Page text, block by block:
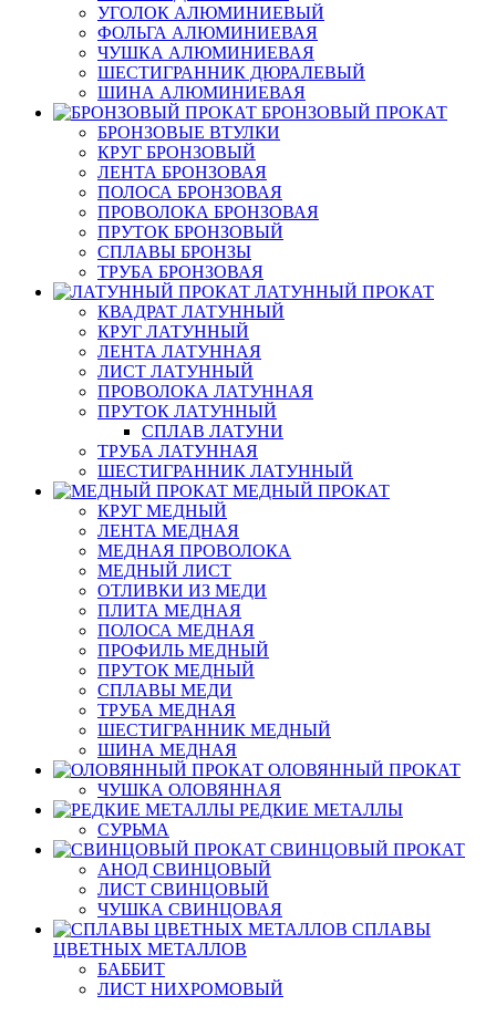
УГОЛОК АЛЮМИНИЕВЫЙ
ФОЛЬГА АЛЮМИНИЕВАЯ
ЧУШКА АЛЮМИНИЕВАЯ
ШЕСТИГРАННИК ДЮРАЛЕВЫЙ
ШИНА АЛЮМИНИЕВАЯ
БРОНЗОВЫЙ ПРОКАТ
БРОНЗОВЫЕ ВТУЛКИ
КРУГ БРОНЗОВЫЙ
ЛЕНТА БРОНЗОВАЯ
ПОЛОСА БРОНЗОВАЯ
ПРОВОЛОКА БРОНЗОВАЯ
ПРУТОК БРОНЗОВЫЙ
СПЛАВЫ БРОНЗЫ
ТРУБА БРОНЗОВАЯ
ЛАТУННЫЙ ПРОКАТ
КВАДРАТ ЛАТУННЫЙ
КРУГ ЛАТУННЫЙ
ЛЕНТА ЛАТУННАЯ
ЛИСТ ЛАТУННЫЙ
ПРОВОЛОКА ЛАТУННАЯ
ПРУТОК ЛАТУННЫЙ
СПЛАВ ЛАТУНИ
ТРУБА ЛАТУННАЯ
ШЕСТИГРАННИК ЛАТУННЫЙ
МЕДНЫЙ ПРОКАТ
КРУГ МЕДНЫЙ
ЛЕНТА МЕДНАЯ
МЕДНАЯ ПРОВОЛОКА
МЕДНЫЙ ЛИСТ
ОТЛИВКИ ИЗ МЕДИ
ПЛИТА МЕДНАЯ
ПОЛОСА МЕДНАЯ
ПРОФИЛЬ МЕДНЫЙ
ПРУТОК МЕДНЫЙ
СПЛАВЫ МЕДИ
ТРУБА МЕДНАЯ
ШЕСТИГРАННИК МЕДНЫЙ
ШИНА МЕДНАЯ
ОЛОВЯННЫЙ ПРОКАТ
ЧУШКА ОЛОВЯННАЯ
РЕДКИЕ МЕТАЛЛЫ
СУРЬМА
СВИНЦОВЫЙ ПРОКАТ
АНОД СВИНЦОВЫЙ
ЛИСТ СВИНЦОВЫЙ
ЧУШКА СВИНЦОВАЯ
СПЛАВЫ
ЦВЕТНЫХ МЕТАЛЛОВ
БАББИТ
ЛИСТ НИХРОМОВЫЙ